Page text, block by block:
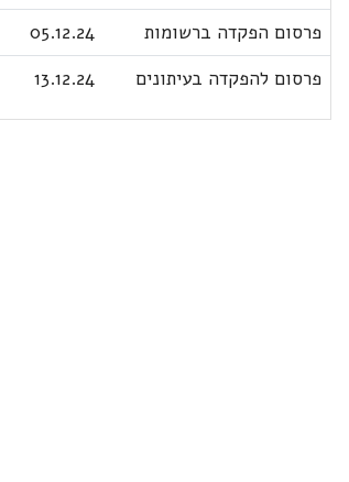
פרסום הפקדה ברשומות
05.12.24
פרסום להפקדה בעיתונים
13.12.24